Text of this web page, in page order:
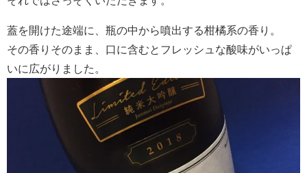
蓋を開けた途端に、瓶の中から噴出する柑橘系の香り。
その香りそのまま、口に含むとフレッシュな酸味がいっぱ
いに広がりました。